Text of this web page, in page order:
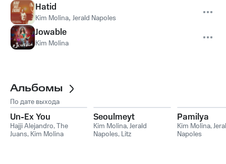
Hatid
Kim Molina, Jerald Napoles
Jowable
Kim Molina
Альбомы
По дате выхода
Un-Ex You
Hajji Alejandro,The
Juans, Kim Molina
Seoulmeyt
Kim Molina,Jerald
Napoles, Litz
Pamilya
Kim Molina,
Napoles